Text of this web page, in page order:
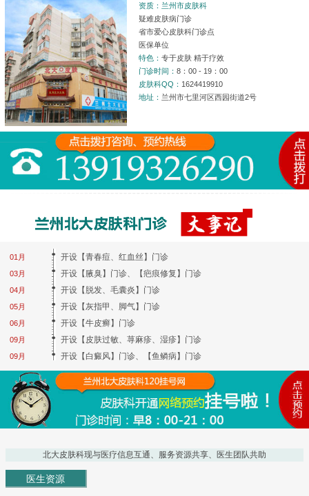
资质：兰州市皮肤科
疑难皮肤病门诊
省市爱心皮肤科门诊点
医保单位
特色：专于皮肤 精于疗效
门诊时间：8：00 - 19：00
皮肤科QQ： 1624419910
地址： 兰州市七里河区西园街道2号
01月
03月
04月
05月
06月
09月
09月
开设【青春痘、红血丝】门诊
开设【腋臭】门诊、【疤痕修复】门诊
开设【脱发、毛囊炎】门诊
开设【灰指甲、脚气】门诊
开设【牛皮癣】门诊
开设【皮肤过敏、荨麻疹、湿疹】门诊
开设【白癜风】门诊、【鱼鳞病】门诊
北大皮肤科现与医疗信息互通、服务资源共享、医生团队共助
医生资源